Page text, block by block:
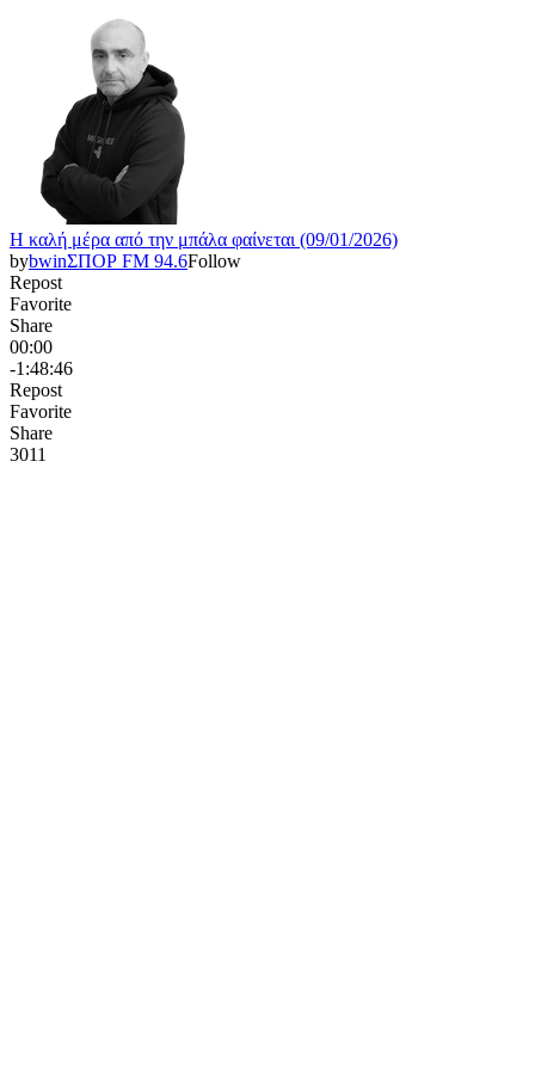
Η καλή μέρα από την μπάλα φαίνεται (09/01/2026)
bybwinΣΠΟΡ FM 94.6Follow
Repost
Favorite
Share
00:00
-1:48:46
Repost
Favorite
Share
3011